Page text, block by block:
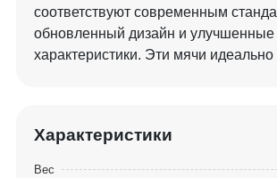
соответствуют современным
обновленный дизайн и улучшенные
характеристики. Эти мячи
индустрии настольного тенниса.
Характеристики
Вес